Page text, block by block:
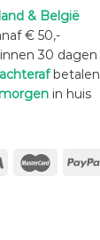
& België
€ 50,-
30 dagen
achterafbetalen
morgenin huis